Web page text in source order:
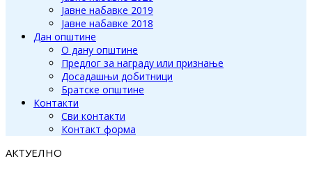
Јавне набавке 2019
Јавне набавке 2018
Дан општине
О дану општине
Предлог за награду или признање
Досадашњи добитници
Братске општине
Контакти
Сви контакти
Контакт форма
АКТУЕЛНО